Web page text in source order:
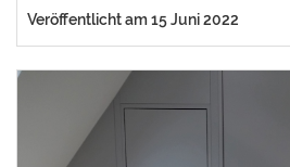
Veröffentlicht am 15 Juni 2022